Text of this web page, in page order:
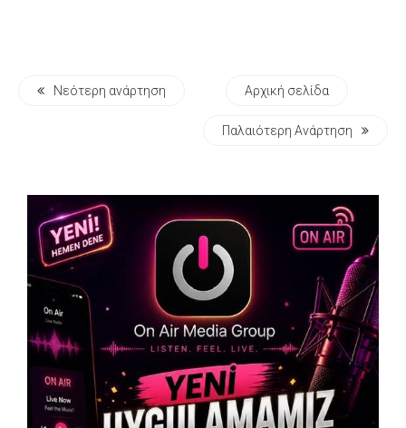
Νεότερη ανάρτηση Αρχική σελίδα
Παλαιότερη Ανάρτηση